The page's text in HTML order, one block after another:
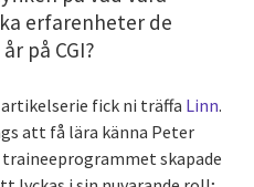
erfarenheter de
på CGI?
fick ni träffa Linn.
att få lära känna Peter
skapade